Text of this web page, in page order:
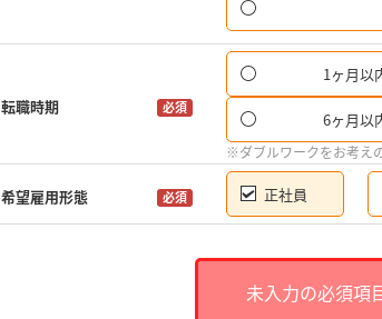
転職時期 必須
1ヶ月以
6ヶ月以
※ダブルワークをお考え
希望雇用形態 必須 正社員
未入力の必須項